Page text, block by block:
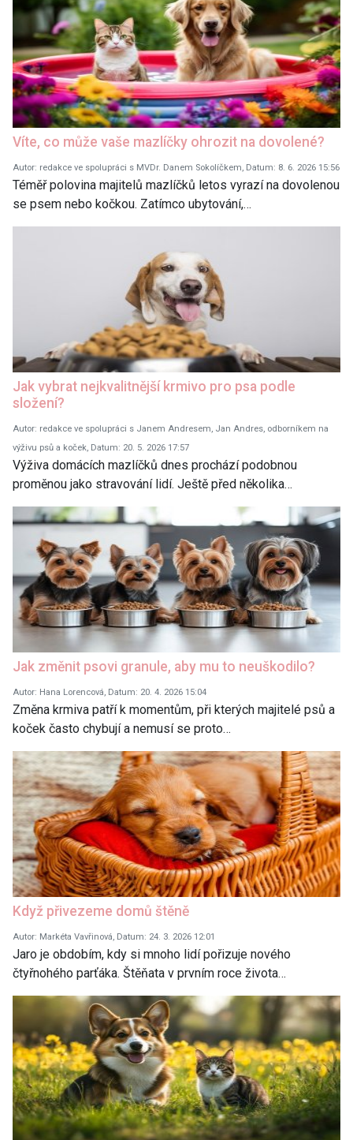
Víte, co může vaše mazlíčky ohrozit na dovolené?
Autor: redakce ve spolupráci s MVDr. Danem Sokolíčkem, Datum: 8. 6. 2026 15:56
Téměř polovina majitelů mazlíčků letos vyrazí na dovolenou
se psem nebo kočkou. Zatímco ubytování,…
Jak vybrat nejkvalitnější krmivo pro psa podle
složení?
Autor: redakce ve spolupráci s Janem Andresem, Jan Andres, odborníkem na
výživu psů a koček, Datum: 20. 5. 2026 17:57
Výživa domácích mazlíčků dnes prochází podobnou
proměnou jako stravování lidí. Ještě před několika…
Jak změnit psovi granule, aby mu to neuškodilo?
Autor: Hana Lorencová, Datum: 20. 4. 2026 15:04
Změna krmiva patří k momentům, při kterých majitelé psů a
koček často chybují a nemusí se proto…
Když přivezeme domů štěně
Autor: Markéta Vavřinová, Datum: 24. 3. 2026 12:01
Jaro je obdobím, kdy si mnoho lidí pořizuje nového
čtyřnohého parťáka. Štěňata v prvním roce života…